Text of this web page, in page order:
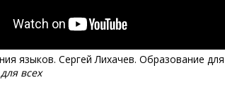
языков. Сергей Лихачев. Образование
всех